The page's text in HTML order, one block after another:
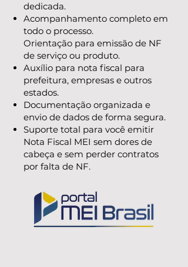
dedicada.
Acompanhamento completo em
todo o processo.
Orientação para emissão de NF
de serviço ou produto.
Auxílio para nota fiscal para
prefeitura, empresas e outros
estados.
Documentação organizada e
envio de dados de forma segura.
Suporte total para você emitir
Nota Fiscal MEI sem dores de
cabeça e sem perder contratos
por falta de NF.